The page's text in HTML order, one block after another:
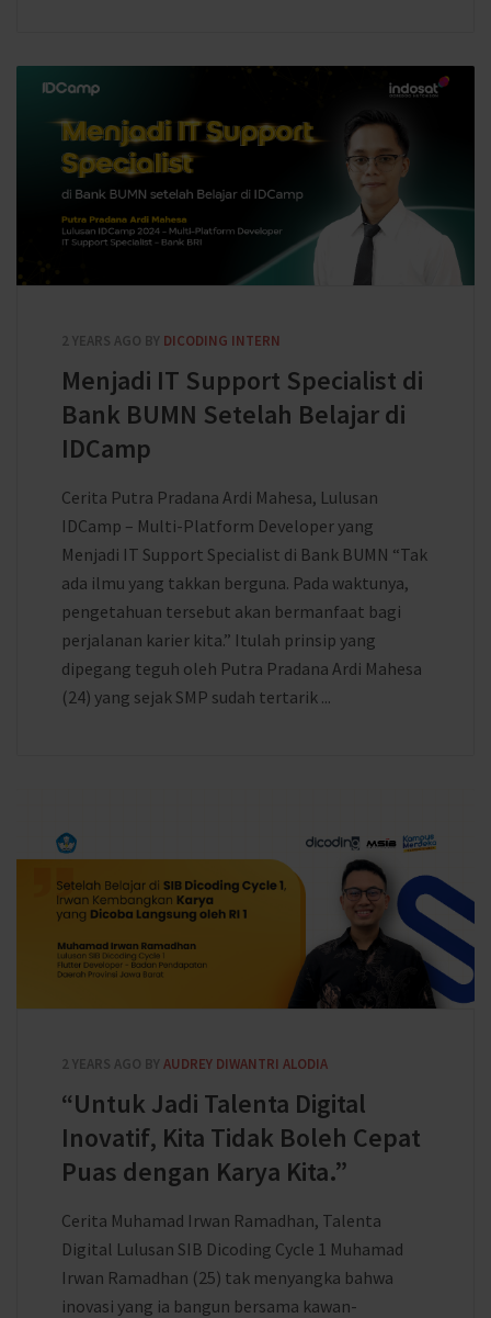
2 YEARS AGO BY DICODING INTERN
Menjadi IT Support Specialist di
Bank BUMN Setelah Belajar di
IDCamp
Cerita Putra Pradana Ardi Mahesa, Lulusan
IDCamp – Multi-Platform Developer yang
Menjadi IT Support Specialist di Bank BUMN “Tak
ada ilmu yang takkan berguna. Pada waktunya,
pengetahuan tersebut akan bermanfaat bagi
perjalanan karier kita.” Itulah prinsip yang
dipegang teguh oleh Putra Pradana Ardi Mahesa
(24) yang sejak SMP sudah tertarik ...
2 YEARS AGO BY AUDREY DIWANTRI ALODIA
“Untuk Jadi Talenta Digital
Inovatif, Kita Tidak Boleh Cepat
Puas dengan Karya Kita.”
Cerita Muhamad Irwan Ramadhan, Talenta
Digital Lulusan SIB Dicoding Cycle 1 Muhamad
Irwan Ramadhan (25) tak menyangka bahwa
inovasi yang ia bangun bersama kawan-